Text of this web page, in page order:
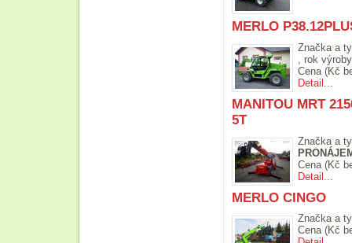
MERLO
Značka a
, rok
Cena (Kč
Detail...
MANITOU MRT
5T
Značka a
Cena (Kč
Detail...
MERLO CINGO
Značka a
Cena (Kč